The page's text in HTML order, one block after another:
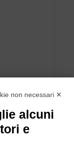
non necessari ✕
alcuni
e